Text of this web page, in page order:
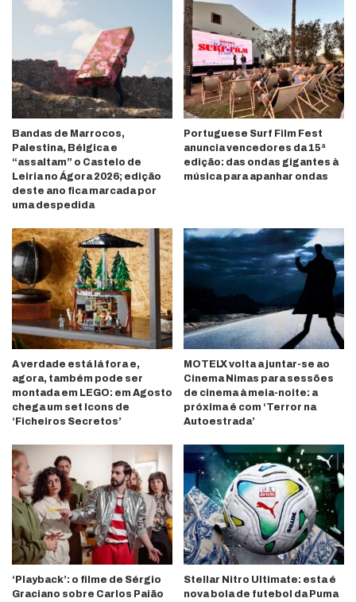
Bandas de Marrocos,
Palestina, Bélgica e
“assaltam” o Castelo de
Leiria no Ágora 2026; edição
deste ano fica marcada por
uma despedida
Portuguese Surf Film Fest
anuncia vencedores da 15ª
edição: das ondas gigantes à
música para apanhar ondas
A verdade está lá fora e,
agora, também pode ser
montada em LEGO: em Agosto
chega um set Icons de
‘Ficheiros Secretos’
MOTELX volta a juntar-se ao
Cinema Nimas para sessões
de cinema à meia-noite: a
próxima é com ‘Terror na
Autoestrada’
‘Playback’: o filme de Sérgio
Graciano sobre Carlos Paião
Stellar Nitro Ultimate: esta é
nova bola de futebol da Puma